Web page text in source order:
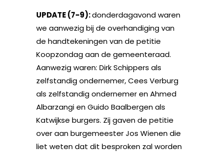
UPDATE (7-9):donderdagavond waren
we aanwezig bij de overhandiging van
de handtekeningen van de petitie
Koopzondag aan de gemeenteraad.
Aanwezig waren: Dirk Schippers als
zelfstandig ondernemer, Cees Verburg
als zelfstandig ondernemer en Ahmed
Albarzangi en Guido Baalbergen als
Katwijkse burgers. Zij gaven de petitie
over aan burgemeester Jos Wienen die
liet weten dat dit besproken zal worden